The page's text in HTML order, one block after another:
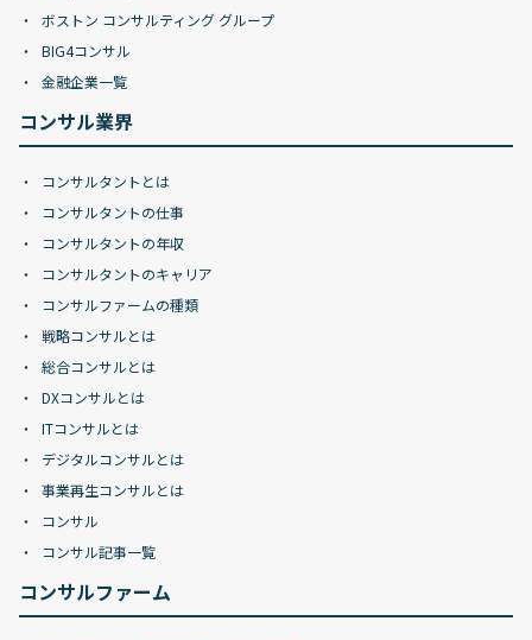
ボストン コンサルティング グループ
BIG4コンサル
金融企業一覧
コンサル業界
コンサルタントとは
コンサルタントの仕事
コンサルタントの年収
コンサルタントのキャリア
コンサルファームの種類
戦略コンサルとは
総合コンサルとは
DXコンサルとは
ITコンサルとは
デジタルコンサルとは
事業再生コンサルとは
コンサル
コンサル記事一覧
コンサルファーム